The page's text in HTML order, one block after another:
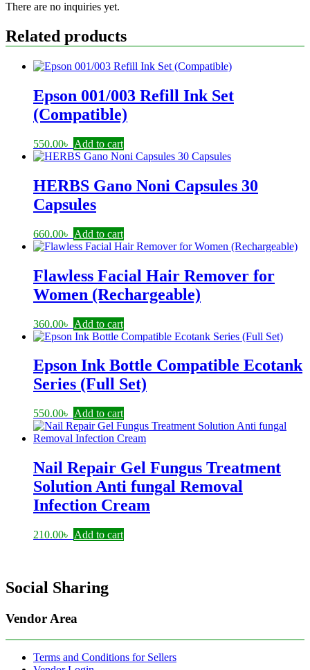
There are no inquiries yet.
Related products
Epson 001/003 Refill Ink Set
(Compatible)
550.00৳ Add to cart
HERBS Gano Noni Capsules 30
Capsules
660.00৳ Add to cart
Flawless Facial Hair Remover for
Women (Rechargeable)
360.00৳ Add to cart
Epson Ink Bottle Compatible Ecotank
Series (Full Set)
550.00৳ Add to cart
Nail Repair Gel Fungus Treatment
Solution Anti fungal Removal
Infection Cream
210.00৳ Add to cart
Social Sharing
Vendor Area
Terms and Conditions for Sellers